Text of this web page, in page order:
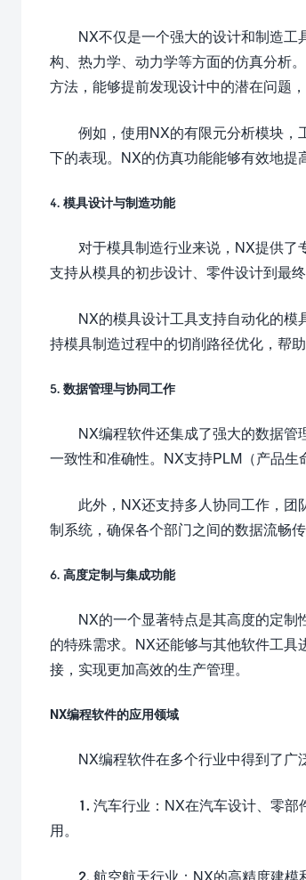
NX不仅是一个强大的设计和制造
构、热力学、动力学等方面的仿真分析
方法，能够提前发现设计中的潜在问题，
例如，使用NX的有限元分析模块，
下的表现。NX的仿真功能能够有效地提
4. 模具设计与制造功能
对于模具制造行业来说，NX提供了
支持从模具的初步设计、零件设计到最
NX的模具设计工具支持自动化的
持模具制造过程中的切削路径优化，帮
5. 数据管理与协同工作
NX编程软件还集成了强大的数据
一致性和准确性。NX支持PLM（产品生
此外，NX还支持多人协同工作，
制系统，确保各个部门之间的数据流畅
6. 高度定制与集成功能
NX的一个显著特点是其高度的定
的特殊需求。NX还能够与其他软件工
接，实现更加高效的生产管理。
NX编程软件的应用领域
NX编程软件在多个行业中得到了广
1. 汽车行业：NX在汽车设计、零
用。
2. 航空航天行业：NX的高精度建